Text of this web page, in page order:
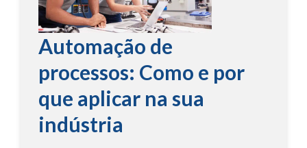
Automação de
processos: Como e por
que aplicar na sua
indústria